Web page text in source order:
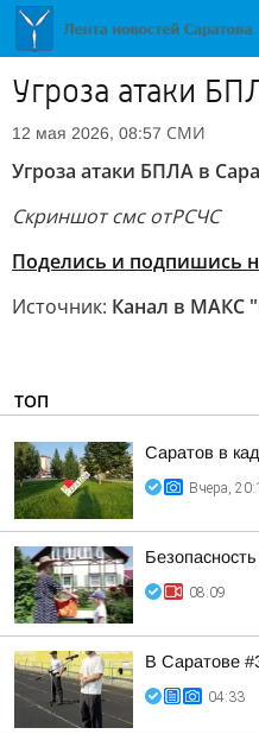
Угроза атаки
12 мая 2026, 08:57 СМИ
Угроза атаки БПЛА в
Скриншот смс отРСЧС
Поделись и подпишись
Источник: Канал в МАКС
ТОП
Саратов в
Вчера,
08:09
В Саратове
04:33